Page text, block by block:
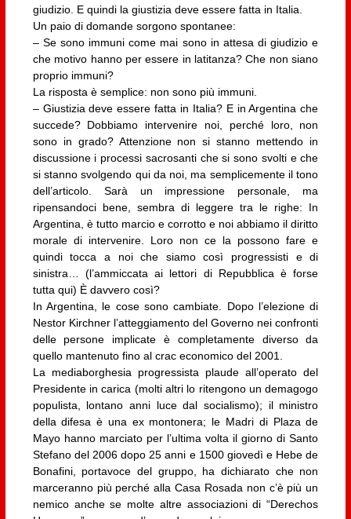
giudizio. E quindi la giustizia deve essere fatta in Italia.
Un paio di domande sorgono spontanee:
– Se sono immuni come mai sono in attesa di giudizio e
che motivo hanno per essere in latitanza? Che non siano
proprio immuni?
La risposta è semplice: non sono più immuni.
– Giustizia deve essere fatta in Italia? E in Argentina che
succede? Dobbiamo intervenire noi, perché loro, non
sono in grado? Attenzione non si stanno mettendo in
discussione i processi sacrosanti che si sono svolti e che
si stanno svolgendo qui da noi, ma semplicemente il tono
dell’articolo. Sarà un impressione personale, ma
ripensandoci bene, sembra di leggere tra le righe: In
Argentina, è tutto marcio e corrotto e noi abbiamo il diritto
morale di intervenire. Loro non ce la possono fare e
quindi tocca a noi che siamo così progressisti e di
sinistra… (l’ammiccata ai lettori di Repubblica è forse
tutta qui) È davvero così?
In Argentina, le cose sono cambiate. Dopo l’elezione di
Nestor Kirchner l’atteggiamento del Governo nei confronti
delle persone implicate è completamente diverso da
quello mantenuto fino al crac economico del 2001.
La mediaborghesia progressista plaude all’operato del
Presidente in carica (molti altri lo ritengono un demagogo
populista, lontano anni luce dal socialismo); il ministro
della difesa è una ex montonera; le Madri di Plaza de
Mayo hanno marciato per l’ultima volta il giorno di Santo
Stefano del 2006 dopo 25 anni e 1500 giovedì e Hebe de
Bonafini, portavoce del gruppo, ha dichiarato che non
marceranno più perché alla Casa Rosada non c’è più un
nemico anche se molte altre associazioni di “Derechos